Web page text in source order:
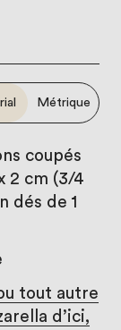
Métrique
coupés
2 cm (3/4
dés de 1
tout autre
d’ici,